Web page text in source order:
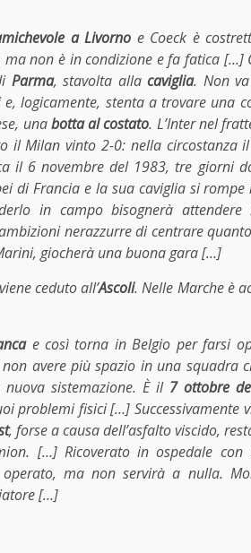
a Livorno e Coeck è
ma non è in condizione e fa fatica […]
Parma, stavolta allacaviglia. Non
logicamente, stenta a trovare una
unabotta al costato. L’Inter nel
il Milan vinto 2-0: nella circostanza
6 novembre del 1983, tre giorni
di Francia e la sua caviglia si
in campo bisognerà attendere
nerazzurre di centrare
giocherà una buona gara […]
ceduto all’Ascoli. Nelle Marche è
e così torna in Belgio per farsi
avere più spazio in una squadra
sistemazione. È il 7 ottobre
problemi fisici […] Successivamente
, forse a causa dell’asfalto viscido,
[…] Ricoverato in ospedale con
ma non servirà a nulla.
[…]